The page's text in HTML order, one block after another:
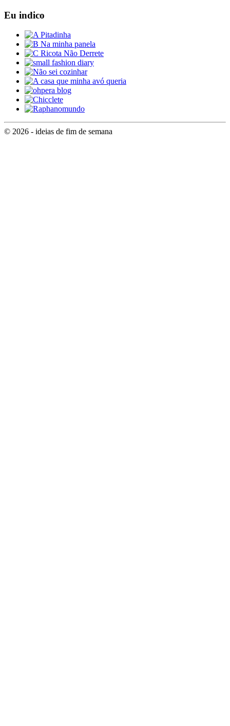
Eu indico
© 2026 - ideias de fim de semana